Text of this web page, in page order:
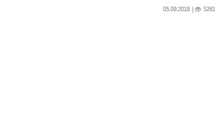
| 5261
05.09.2018